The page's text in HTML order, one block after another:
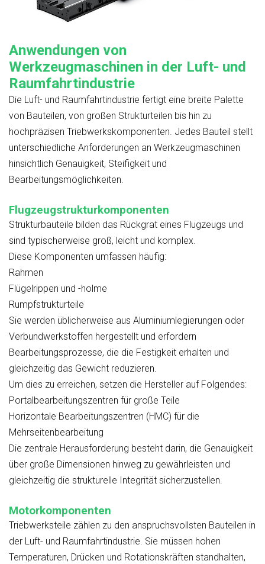
Anwendungen von
Werkzeugmaschinen in der Luft- und
Raumfahrtindustrie
Die Luft- und Raumfahrtindustrie fertigt eine breite Palette
von Bauteilen, von großen Strukturteilen bis hin zu
hochpräzisen Triebwerkskomponenten. Jedes Bauteil stellt
unterschiedliche Anforderungen an Werkzeugmaschinen
hinsichtlich Genauigkeit, Steifigkeit und
Bearbeitungsmöglichkeiten.
Flugzeugstrukturkomponenten
Strukturbauteile bilden das Rückgrat eines Flugzeugs und
sind typischerweise groß, leicht und komplex.
Diese Komponenten umfassen häufig:
Rahmen
Flügelrippen und -holme
Rumpfstrukturteile
Sie werden üblicherweise aus Aluminiumlegierungen oder
Verbundwerkstoffen hergestellt und erfordern
Bearbeitungsprozesse, die die Festigkeit erhalten und
gleichzeitig das Gewicht reduzieren.
Um dies zu erreichen, setzen die Hersteller auf Folgendes:
Portalbearbeitungszentren für große Teile
Horizontale Bearbeitungszentren (HMC) für die
Mehrseitenbearbeitung
Die zentrale Herausforderung besteht darin, die Genauigkeit
über große Dimensionen hinweg zu gewährleisten und
gleichzeitig die strukturelle Integrität sicherzustellen.
Motorkomponenten
Triebwerksteile zählen zu den anspruchsvollsten Bauteilen in
der Luft- und Raumfahrtindustrie. Sie müssen hohen
Temperaturen, Drücken und Rotationskräften standhalten,